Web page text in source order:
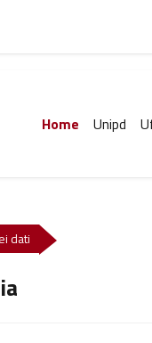
Home Unipd
dati